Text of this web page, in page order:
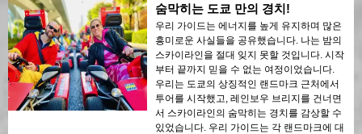
답게 드러났습니다. 이 투어를 누구에게나 강
력히 추천합니다!
숨막히는 도쿄 만의 경치!
우리 가이드는 에너지를 높게 유지하며 많은
흥미로운 사실들을 공유했습니다. 나는 밤의
스카이라인을 절대 잊지 못할 것입니다. 시작
부터 끝까지 믿을 수 없는 여정이었습니다.
우리는 도쿄의 상징적인 랜드마크 근처에서
투어를 시작했고, 레인보우 브리지를 건너면
서 스카이라인의 숨막히는 경치를 감상할 수
있었습니다. 우리 가이드는 각 랜드마크에 대